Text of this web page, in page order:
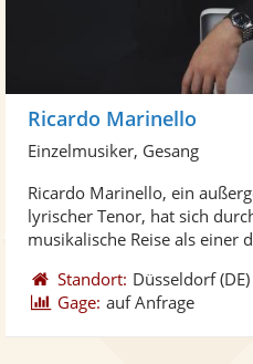
Ricardo Marinello
Einzelmusiker, Gesang
Ricardo Marinello, ein
lyrischer Tenor, hat sich
musikalische Reise als einer
Standort: Düsseldorf(DE)
Gage: auf Anfrage